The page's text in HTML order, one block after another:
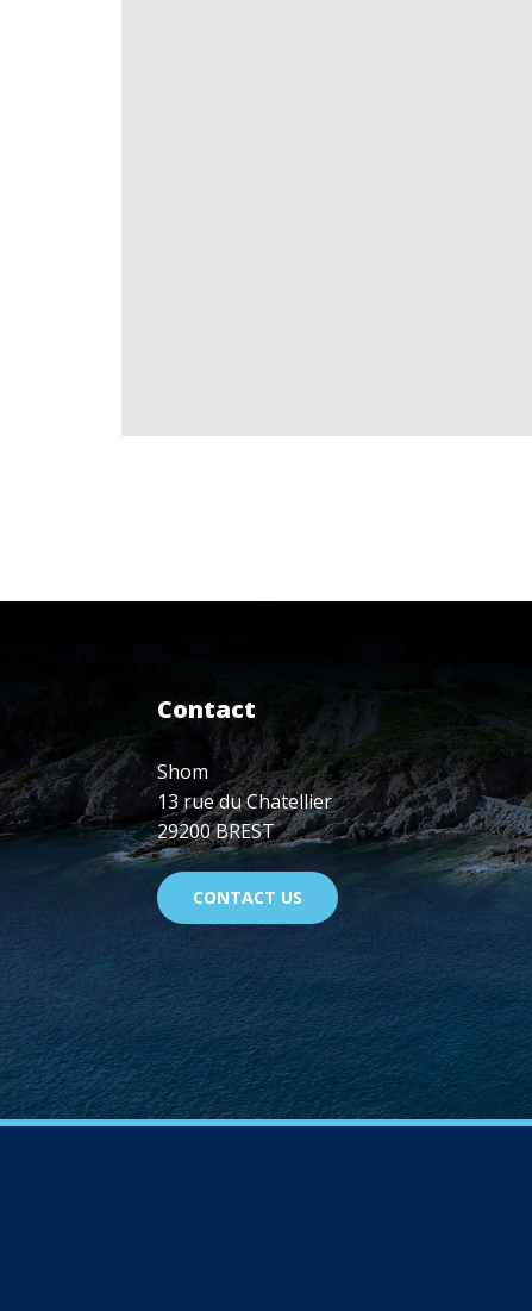
Contact
Shom
13 rue du Chatellier
29200 BREST
CONTACT US